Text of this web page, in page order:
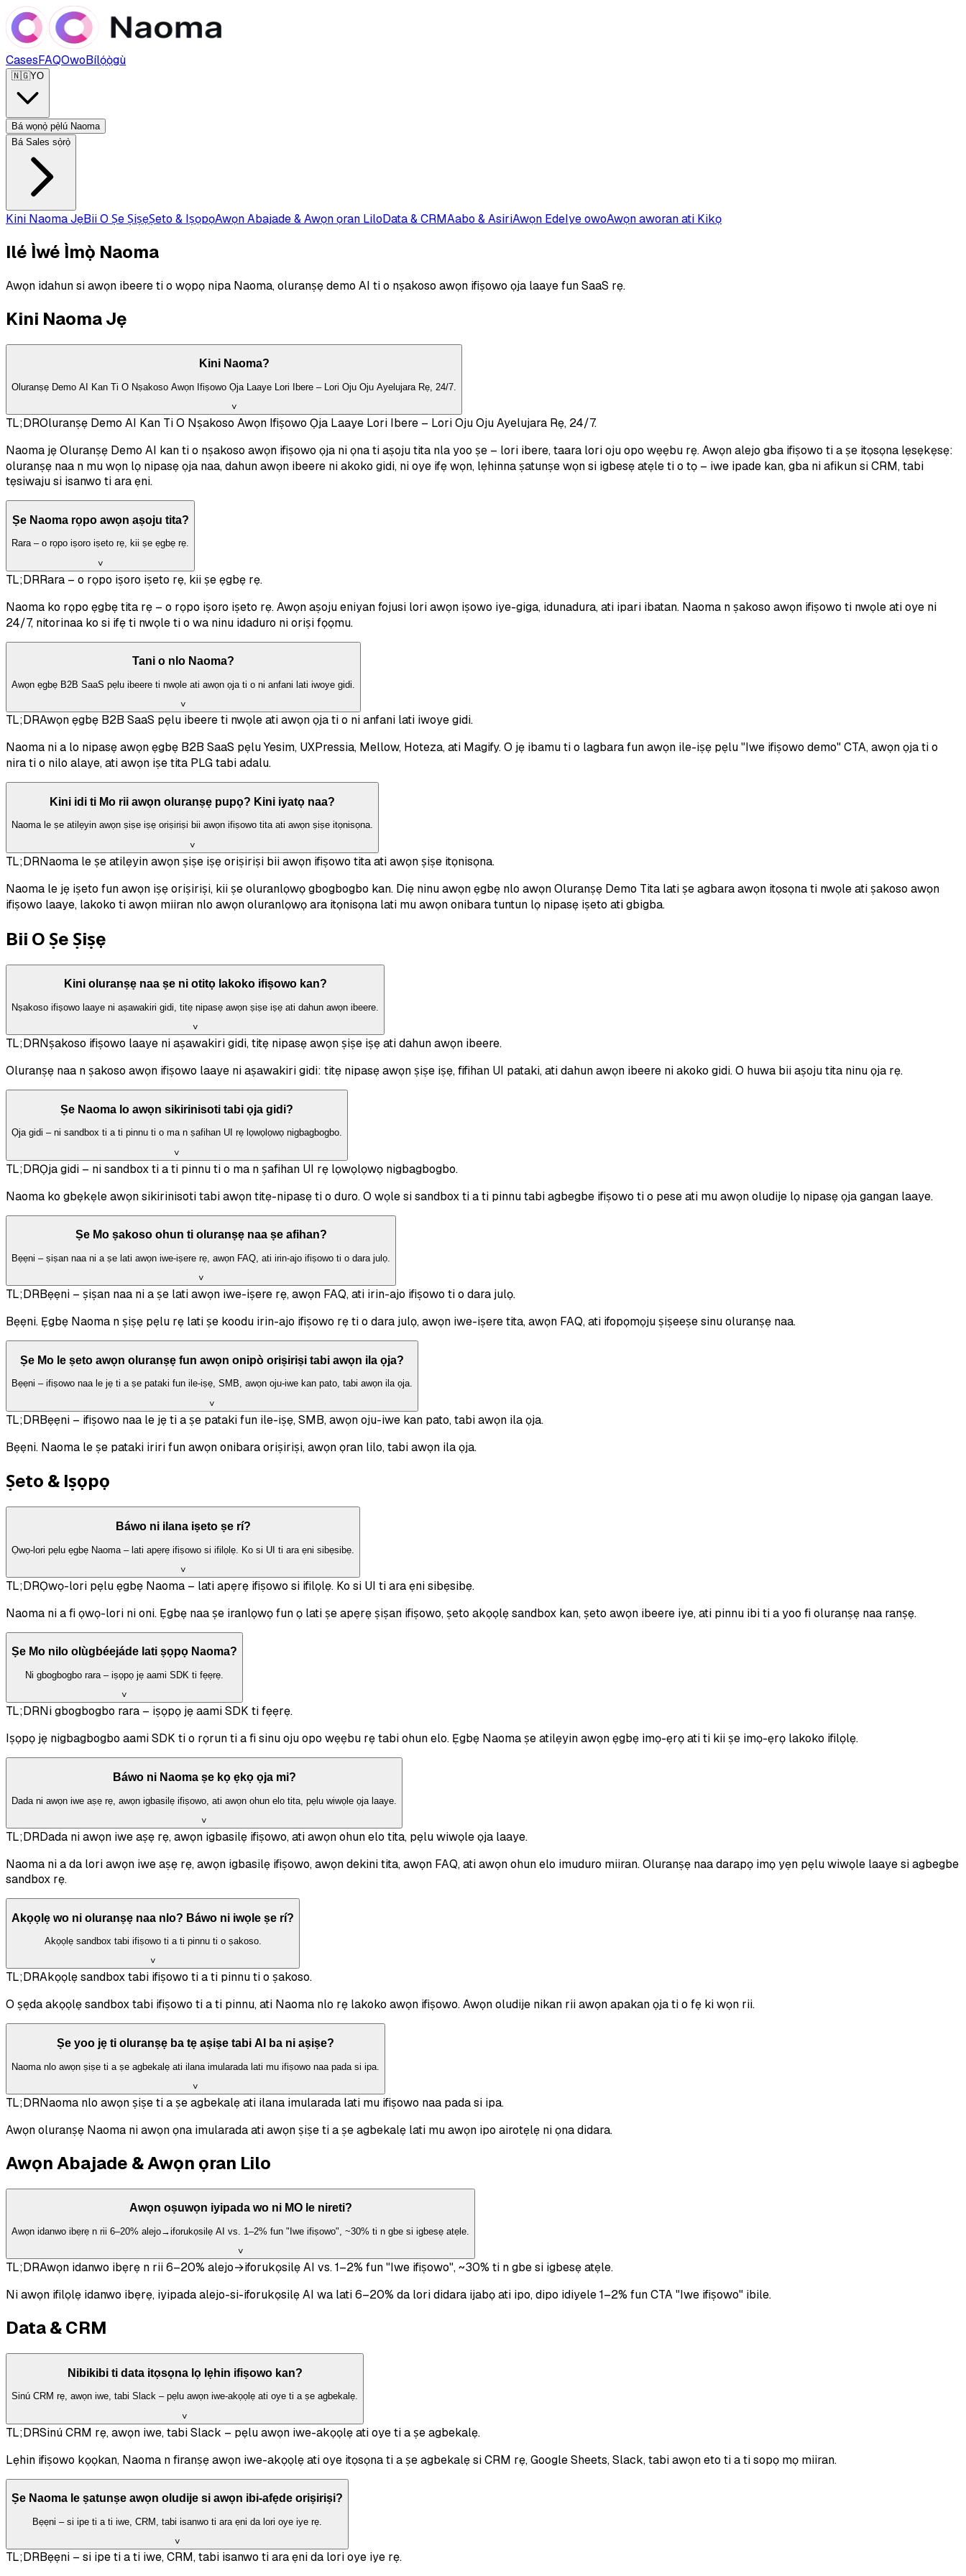
CasesFAQOwoBílọ́ọ̀gù
🇳🇬YO
Bá wọnọ̀ pẹ̀lú Naoma
Bá Sales sọ̀rọ̀
Kini Naoma JẹBii O Ṣe ṢiṣẹṢeto & IṣọpọAwọn Abajade & Awọn ọran LiloData & CRMAabo & AsiriAwọn EdeIye owoAwọn aworan ati Kikọ
Ilé Ìwé Ìmọ̀ Naoma
Awọn idahun si awọn ibeere ti o wọpọ nipa Naoma, oluranṣẹ demo AI ti o nṣakoso awọn ifiṣowo ọja laaye fun SaaS rẹ.
Kini Naoma Jẹ
Kini Naoma?
Oluranṣẹ Demo AI Kan Ti O Nṣakoso Awọn Ifiṣowo Ọja Laaye Lori Ibere – Lori Oju Oju Ayelujara Rẹ, 24/7.
˅
TL;DROluranṣẹ Demo AI Kan Ti O Nṣakoso Awọn Ifiṣowo Ọja Laaye Lori Ibere – Lori Oju Oju Ayelujara Rẹ, 24/7.
Naoma jẹ Oluranṣẹ Demo AI kan ti o nṣakoso awọn ifiṣowo ọja ni ọna ti aṣoju tita nla yoo ṣe – lori ibere, taara lori oju opo wẹẹbu rẹ. Awọn alejo gba ifiṣowo ti a ṣe itọsọna lẹsẹkẹsẹ:
oluranṣẹ naa n mu wọn lọ nipasẹ ọja naa, dahun awọn ibeere ni akoko gidi, ni oye ifẹ wọn, lẹhinna ṣatunṣe wọn si igbesẹ atẹle ti o tọ – iwe ipade kan, gba ni afikun si CRM, tabi
tẹsiwaju si isanwo ti ara ẹni.
Ṣe Naoma rọpo awọn aṣoju tita?
Rara – o rọpo iṣoro iṣeto rẹ, kii ṣe ẹgbẹ rẹ.
˅
TL;DRRara – o rọpo iṣoro iṣeto rẹ, kii ṣe ẹgbẹ rẹ.
Naoma ko rọpo ẹgbẹ tita rẹ – o rọpo iṣoro iṣeto rẹ. Awọn aṣoju eniyan fojusi lori awọn iṣowo iye-giga, idunadura, ati ipari ibatan. Naoma n ṣakoso awọn ifiṣowo ti nwọle ati oye ni
24/7, nitorinaa ko si ifẹ ti nwọle ti o wa ninu idaduro ni oriṣi fọọmu.
Tani o nlo Naoma?
Awọn ẹgbẹ B2B SaaS pẹlu ibeere ti nwọle ati awọn ọja ti o ni anfani lati iwoye gidi.
˅
TL;DRAwọn ẹgbẹ B2B SaaS pẹlu ibeere ti nwọle ati awọn ọja ti o ni anfani lati iwoye gidi.
Naoma ni a lo nipasẹ awọn ẹgbẹ B2B SaaS pẹlu Yesim, UXPressia, Mellow, Hoteza, ati Magify. O jẹ ibamu ti o lagbara fun awọn ile-iṣẹ pẹlu "Iwe ifiṣowo demo" CTA, awọn ọja ti o
nira ti o nilo alaye, ati awọn iṣe tita PLG tabi adalu.
Kini idi ti Mo rii awọn oluranṣẹ pupọ? Kini iyatọ naa?
Naoma le ṣe atilẹyin awọn ṣiṣe iṣẹ oriṣiriṣi bii awọn ifiṣowo tita ati awọn ṣiṣe itọnisọna.
˅
TL;DRNaoma le ṣe atilẹyin awọn ṣiṣe iṣẹ oriṣiriṣi bii awọn ifiṣowo tita ati awọn ṣiṣe itọnisọna.
Naoma le jẹ iṣeto fun awọn iṣẹ oriṣiriṣi, kii ṣe oluranlọwọ gbogbogbo kan. Diẹ ninu awọn ẹgbẹ nlo awọn Oluranṣẹ Demo Tita lati ṣe agbara awọn itọsọna ti nwọle ati ṣakoso awọn
ifiṣowo laaye, lakoko ti awọn miiran nlo awọn oluranlọwọ ara itọnisọna lati mu awọn onibara tuntun lọ nipasẹ iṣeto ati gbigba.
Bii O Ṣe Ṣiṣẹ
Kini oluranṣẹ naa ṣe ni otitọ lakoko ifiṣowo kan?
Nṣakoso ifiṣowo laaye ni aṣawakiri gidi, titẹ nipasẹ awọn ṣiṣe iṣẹ ati dahun awọn ibeere.
˅
TL;DRNṣakoso ifiṣowo laaye ni aṣawakiri gidi, titẹ nipasẹ awọn ṣiṣe iṣẹ ati dahun awọn ibeere.
Oluranṣẹ naa n ṣakoso awọn ifiṣowo laaye ni aṣawakiri gidi: titẹ nipasẹ awọn ṣiṣe iṣẹ, fifihan UI pataki, ati dahun awọn ibeere ni akoko gidi. O huwa bii aṣoju tita ninu ọja rẹ.
Ṣe Naoma lo awọn sikirinisoti tabi ọja gidi?
Ọja gidi – ni sandbox ti a ti pinnu ti o ma n ṣafihan UI rẹ lọwọlọwọ nigbagbogbo.
˅
TL;DRỌja gidi – ni sandbox ti a ti pinnu ti o ma n ṣafihan UI rẹ lọwọlọwọ nigbagbogbo.
Naoma ko gbẹkẹle awọn sikirinisoti tabi awọn titẹ-nipasẹ ti o duro. O wọle si sandbox ti a ti pinnu tabi agbegbe ifiṣowo ti o pese ati mu awọn oludije lọ nipasẹ ọja gangan laaye.
Ṣe Mo ṣakoso ohun ti oluranṣẹ naa ṣe afihan?
Bẹẹni – ṣiṣan naa ni a ṣe lati awọn iwe-iṣere rẹ, awọn FAQ, ati irin-ajo ifiṣowo ti o dara julọ.
˅
TL;DRBẹẹni – ṣiṣan naa ni a ṣe lati awọn iwe-iṣere rẹ, awọn FAQ, ati irin-ajo ifiṣowo ti o dara julọ.
Bẹẹni. Ẹgbẹ Naoma n ṣiṣẹ pẹlu rẹ lati ṣe koodu irin-ajo ifiṣowo rẹ ti o dara julọ, awọn iwe-iṣere tita, awọn FAQ, ati ifopọmọju ṣiṣeeṣe sinu oluranṣẹ naa.
Ṣe Mo le ṣeto awọn oluranṣẹ fun awọn onipò oriṣiriṣi tabi awọn ila ọja?
Bẹẹni – ifiṣowo naa le jẹ ti a ṣe pataki fun ile-iṣẹ, SMB, awọn oju-iwe kan pato, tabi awọn ila ọja.
˅
TL;DRBẹẹni – ifiṣowo naa le jẹ ti a ṣe pataki fun ile-iṣẹ, SMB, awọn oju-iwe kan pato, tabi awọn ila ọja.
Bẹẹni. Naoma le ṣe pataki iriri fun awọn onibara oriṣiriṣi, awọn ọran lilo, tabi awọn ila ọja.
Ṣeto & Iṣọpọ
Báwo ni ilana iṣeto ṣe rí?
Ọwọ-lori pẹlu ẹgbẹ Naoma – lati apẹrẹ ifiṣowo si ifilọlẹ. Ko si UI ti ara ẹni sibẹsibẹ.
˅
TL;DRỌwọ-lori pẹlu ẹgbẹ Naoma – lati apẹrẹ ifiṣowo si ifilọlẹ. Ko si UI ti ara ẹni sibẹsibẹ.
Naoma ni a fi ọwọ-lori ni oni. Ẹgbẹ naa ṣe iranlọwọ fun ọ lati ṣe apẹrẹ ṣiṣan ifiṣowo, ṣeto akọọlẹ sandbox kan, ṣeto awọn ibeere iye, ati pinnu ibi ti a yoo fi oluranṣẹ naa ranṣẹ.
Ṣe Mo nilo olùgbéejáde lati ṣọpọ Naoma?
Ni gbogbogbo rara – iṣọpọ jẹ aami SDK ti fẹẹrẹ.
˅
TL;DRNi gbogbogbo rara – iṣọpọ jẹ aami SDK ti fẹẹrẹ.
Iṣọpọ jẹ nigbagbogbo aami SDK ti o rọrun ti a fi sinu oju opo wẹẹbu rẹ tabi ohun elo. Ẹgbẹ Naoma ṣe atilẹyin awọn ẹgbẹ imọ-ẹrọ ati ti kii ṣe imọ-ẹrọ lakoko ifilọlẹ.
Báwo ni Naoma ṣe kọ ẹkọ ọja mi?
Dada ni awọn iwe aṣẹ rẹ, awọn igbasilẹ ifiṣowo, ati awọn ohun elo tita, pẹlu wiwọle ọja laaye.
˅
TL;DRDada ni awọn iwe aṣẹ rẹ, awọn igbasilẹ ifiṣowo, ati awọn ohun elo tita, pẹlu wiwọle ọja laaye.
Naoma ni a da lori awọn iwe aṣẹ rẹ, awọn igbasilẹ ifiṣowo, awọn dekini tita, awọn FAQ, ati awọn ohun elo imuduro miiran. Oluranṣẹ naa darapọ imọ yẹn pẹlu wiwọle laaye si agbegbe
sandbox rẹ.
Akọọlẹ wo ni oluranṣẹ naa nlo? Báwo ni iwọle ṣe rí?
Akọọlẹ sandbox tabi ifiṣowo ti a ti pinnu ti o ṣakoso.
˅
TL;DRAkọọlẹ sandbox tabi ifiṣowo ti a ti pinnu ti o ṣakoso.
O ṣẹda akọọlẹ sandbox tabi ifiṣowo ti a ti pinnu, ati Naoma nlo rẹ lakoko awọn ifiṣowo. Awọn oludije nikan rii awọn apakan ọja ti o fẹ ki wọn rii.
Ṣe yoo jẹ ti oluranṣẹ ba tẹ aṣiṣe tabi AI ba ni aṣiṣe?
Naoma nlo awọn ṣiṣe ti a ṣe agbekalẹ ati ilana imularada lati mu ifiṣowo naa pada si ipa.
˅
TL;DRNaoma nlo awọn ṣiṣe ti a ṣe agbekalẹ ati ilana imularada lati mu ifiṣowo naa pada si ipa.
Awọn oluranṣẹ Naoma ni awọn ọna imularada ati awọn ṣiṣe ti a ṣe agbekalẹ lati mu awọn ipo airotẹlẹ ni ọna didara.
Awọn Abajade & Awọn ọran Lilo
Awọn oṣuwọn iyipada wo ni MO le nireti?
Awọn idanwo ibẹrẹ n rii 6–20% alejo→iforukọsilẹ AI vs. 1–2% fun "Iwe ifiṣowo", ~30% ti n gbe si igbesẹ atẹle.
˅
TL;DRAwọn idanwo ibẹrẹ n rii 6–20% alejo→iforukọsilẹ AI vs. 1–2% fun "Iwe ifiṣowo", ~30% ti n gbe si igbesẹ atẹle.
Ni awọn ifilọlẹ idanwo ibẹrẹ, iyipada alejo-si-iforukọsilẹ AI wa lati 6–20% da lori didara ijabọ ati ipo, dipo idiyele 1–2% fun CTA "Iwe ifiṣowo" ibile.
Data & CRM
Nibikibi ti data itọsọna lọ lẹhin ifiṣowo kan?
Sinú CRM rẹ, awọn iwe, tabi Slack – pẹlu awọn iwe-akọọlẹ ati oye ti a ṣe agbekalẹ.
˅
TL;DRSinú CRM rẹ, awọn iwe, tabi Slack – pẹlu awọn iwe-akọọlẹ ati oye ti a ṣe agbekalẹ.
Lẹhin ifiṣowo kọọkan, Naoma n firanṣẹ awọn iwe-akọọlẹ ati oye itọsọna ti a ṣe agbekalẹ si CRM rẹ, Google Sheets, Slack, tabi awọn eto ti a ti sopọ mọ miiran.
Ṣe Naoma le ṣatunṣe awọn oludije si awọn ibi-afẹde oriṣiriṣi?
Bẹẹni – si ipe ti a ti iwe, CRM, tabi isanwo ti ara ẹni da lori oye iye rẹ.
˅
TL;DRBẹẹni – si ipe ti a ti iwe, CRM, tabi isanwo ti ara ẹni da lori oye iye rẹ.